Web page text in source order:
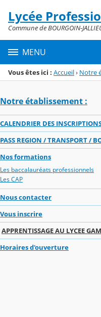
Menu de la rubrique
Contenu
Lycée
Commune de BOURGOIN-
MENU
Vous êtes ici : Accueil› Notre
Notre établissement :
CALENDRIER DES
PASS REGION / TRANSPORT /
Nos formations
Les baccalauréats professionnels
Les CAP
Nous contacter
Vous inscrire
APPRENTISSAGE AU LYCEE
Horaires d'ouverture